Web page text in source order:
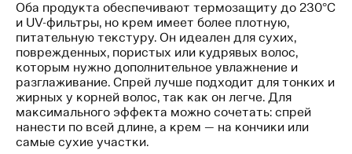
Оба продукта обеспечивают термозащиту до 230°C
и UV-фильтры, но крем имеет более плотную,
питательную текстуру. Он идеален для сухих,
поврежденных, пористых или кудрявых волос,
которым нужно дополнительное увлажнение и
разглаживание. Спрей лучше подходит для тонких и
жирных у корней волос, так как он легче. Для
максимального эффекта можно сочетать: спрей
нанести по всей длине, а крем — на кончики или
самые сухие участки.